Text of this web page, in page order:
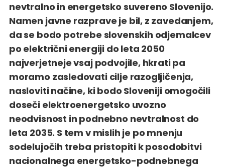
nevtralno in energetsko suvereno Slovenijo.
Namen javne razprave je bil, z zavedanjem,
da se bodo potrebe slovenskih odjemalcev
po električni energiji do leta 2050
najverjetneje vsaj podvojile, hkrati pa
moramo zasledovati cilje razogljičenja,
nasloviti načine, ki bodo Sloveniji omogočili
doseči elektroenergetsko uvozno
neodvisnost in podnebno nevtralnost do
leta 2035. S tem v mislih je po mnenju
sodelujočih treba pristopiti k posodobitvi
nacionalnega energetsko-podnebnega